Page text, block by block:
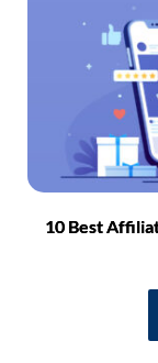
10 Best